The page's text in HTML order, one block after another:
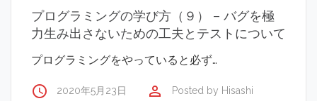
プログラミングの学び方（９） – バグを極
力生み出さないための工夫とテストについて
プログラミングをやっていると必ず…
access_time 2020年5月23日 perm_identity Posted by Hisashi